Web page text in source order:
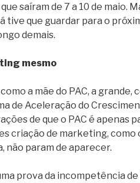
saíram de 7 a 10 de maio.
tive que guardar para o
demais.
mesmo
a mãe do PAC, a grande,
de Aceleração do
de que o PAC é apenas
criação de marketing, como
não param de aparecer.
prova da incompetência de